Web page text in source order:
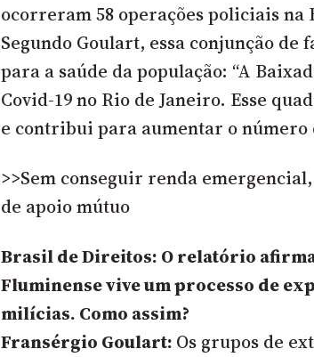
ocorreram 58 operações policiais na
Segundo Goulart, essa conjunção
para a saúde da população: “A
Covid-19 no Rio de Janeiro. Esse
e contribui para aumentar o número
>>Sem conseguir renda
de apoio mútuo
Brasil de Direitos: O relatório
Fluminense vive um processo de
milícias. Como assim?
Fransérgio Goulart: Os grupos de